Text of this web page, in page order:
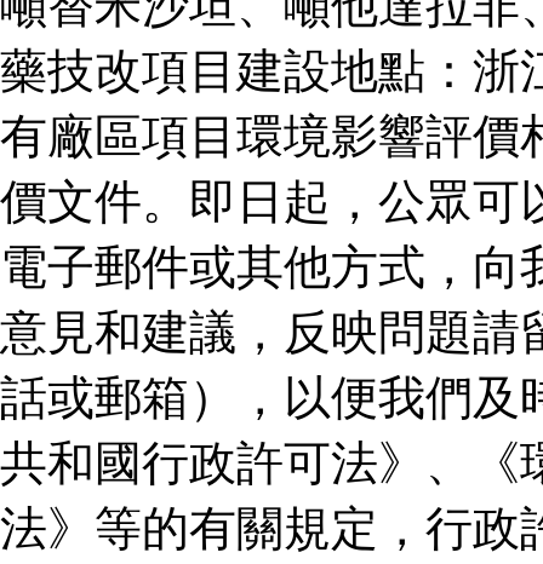
藥技改項目建設地點：浙
有廠區項目環境影響評價
價文件。即日起，公眾可
電子郵件或其他方式，
意見和建議，反映問題請
話或郵箱），以便我們及
共和國行政許可法》、《
法》等的有關規定，行政